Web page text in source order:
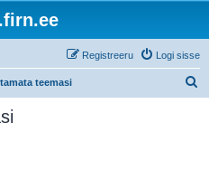
Logi sisse
Registreeru
teemasi